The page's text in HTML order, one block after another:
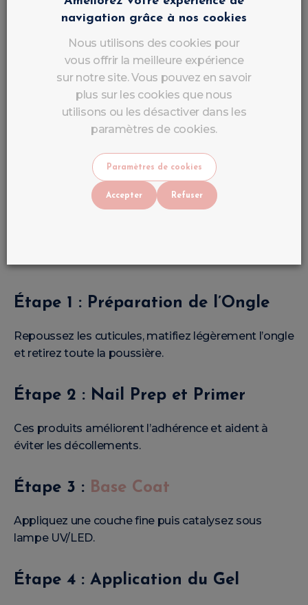
Matériel Nécessaire
Lime à ongles
Bloc polissoir
Cleaner
Nail Prep
Base Coat
Gel de Construction LuluNails
Pinceau gel
Étape 1 : Préparation de l’Ongle
Repoussez les cuticules, matifiez légèrement l’ongle
et retirez toute la poussière.
Étape 2 : Nail Prep et Primer
Ces produits améliorent l’adhérence et aident à
éviter les décollements.
Étape 3 : Base Coat
Appliquez une couche fine puis catalysez sous
lampe UV/LED.
Étape 4 : Application du Gel
navigation grâce à nos cookies
Nous utilisons des cookies pour
vous offrir la meilleure expérience
sur notre site. Vous pouvez en savoir
plus sur les cookies que nous
utilisons ou les désactiver dans les
paramètres de cookies.
Paramètres de cookies
Accepter Refuser